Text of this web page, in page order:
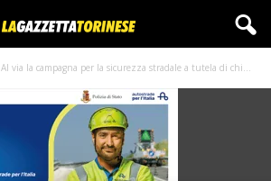
Al via la campagna per la sicurezza stradale a tutela di chi...